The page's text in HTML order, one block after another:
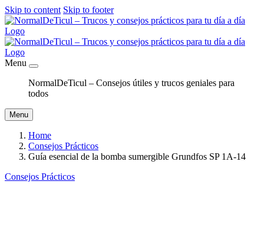
Skip to content Skip to footer
Menu
NormalDeTicul – Consejos útiles y trucos geniales para
todos
Menu
Home
Consejos Prácticos
Guía esencial de la bomba sumergible Grundfos SP 1A-14
Consejos Prácticos